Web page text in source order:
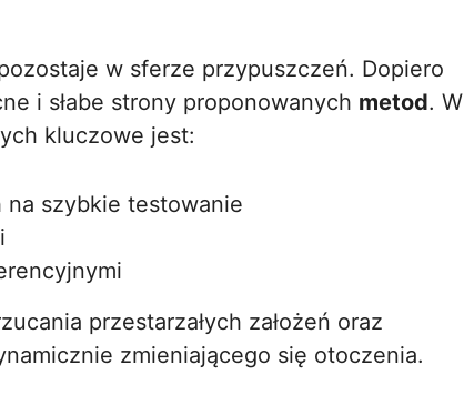
w sferze przypuszczeń. Dopiero
i słabe strony proponowanych metod. W
kluczowe jest:
szybkie testowanie
przestarzałych założeń oraz
zmieniającego się otoczenia.